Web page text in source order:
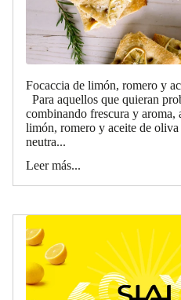
Focaccia de limón, romero y
Para aquellos que quieran
combinando frescura y aroma,
limón, romero y aceite de
neutra...
Leer más...